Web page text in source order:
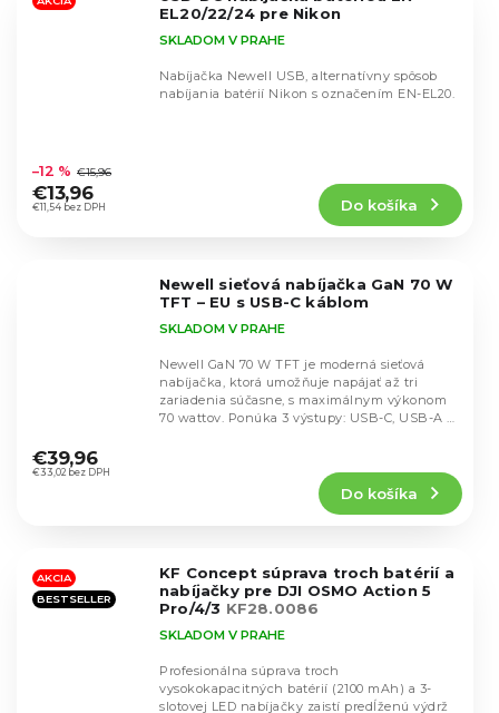
EL20/22/24 pre Nikon
hodnotenie
produktu
je
SKLADOM V PRAHE
€11,54 bez DPH
–12 % €15,96
€13,96
Do košíka
Nabíjačka Newell USB, alternatívny spôsob
nabíjania batérií Nikon s označením EN-EL20.
Newell sieťová nabíjačka GaN 70 W
TFT – EU s USB-C káblom
hodnotenie
produktu
hviezdičiek.
SKLADOM V PRAHE
€33,02 bez DPH
€39,96
Do košíka
Newell GaN 70 W TFT je moderná sieťová
nabíjačka, ktorá umožňuje napájať až tri
zariadenia súčasne, s maximálnym výkonom
70 wattov. Ponúka 3 výstupy: USB-C, USB-A a
AKCIA
BESTSELLER
KF Concept súprava troch batérií a
nabíjačky pre DJI OSMO Action 5
Pro/4/3 KF28.0086
SKLADOM V PRAHE
Profesionálna súprava troch
vysokokapacitných batérií (2100 mAh) a 3-
slotovej LED nabíjačky zaistí predĺženú výdrž